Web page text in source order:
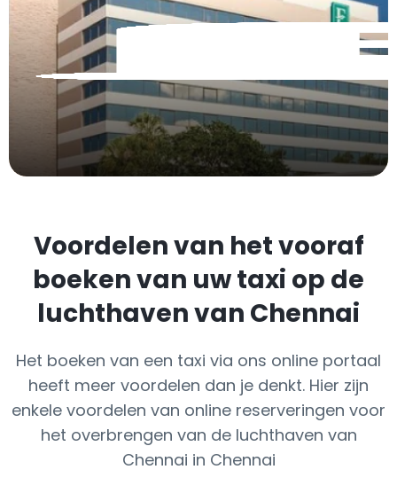
Voordelen van het vooraf
boeken van uw taxi op de
luchthaven van Chennai
Het boeken van een taxi via ons online portaal
heeft meer voordelen dan je denkt. Hier zijn
enkele voordelen van online reserveringen voor
het overbrengen van de luchthaven van
Chennai in Chennai